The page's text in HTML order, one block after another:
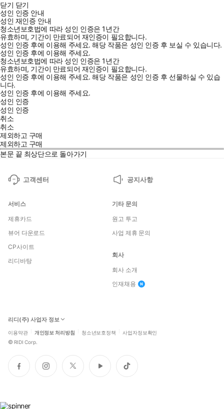
닫기 닫기
성인 인증 안내
성인 재인증 안내
청소년보호법에 따라 성인 인증은 1년간
유효하며, 기간이 만료되어 재인증이 필요합니다.
성인 인증 후에 이용해 주세요.해당 작품은 성인 인증 후 보실 수 있습니다.
성인 인증 후에 이용해 주세요.
청소년보호법에 따라 성인 인증은 1년간
유효하며, 기간이 만료되어 재인증이 필요합니다.
성인 인증 후에 이용해 주세요.해당 작품은 성인 인증 후 선물하실 수 있습
니다.
성인 인증 후에 이용해 주세요.
성인 인증
성인 인증
취소
취소
제외하고 구매
제외하고 구매
본문 끝 최상단으로 돌아가기
고객센터 공지사항
서비스
제휴카드
뷰어 다운로드
CP사이트
리디바탕
기타 문의
원고 투고
사업 제휴 문의
회사
회사 소개
인재채용
리디(주) 사업자 정보
이용약관 개인정보 처리방침 청소년보호정책 사업자정보확인
© RIDI Corp.
페
이
인
스
트
위
유
튜
틱
톡